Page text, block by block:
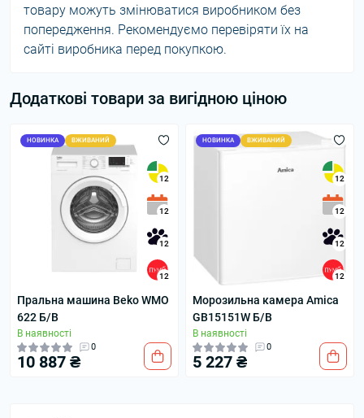
товару можуть змінюватися виробником без
попередження. Рекомендуємо перевіряти їх на
сайті виробника перед покупкою.
Додаткові товари за вигідною ціною
НОВИНКА ВЖИВАНИЙ
12
12
12
12
Пральна машина Beko WMO
622 Б/В
В наявності
0
10 887 ₴
НОВИНКА ВЖИВАНИЙ
12
12
12
12
Морозильна камера Amica
GB15151W Б/В
В наявності
0
5 227 ₴